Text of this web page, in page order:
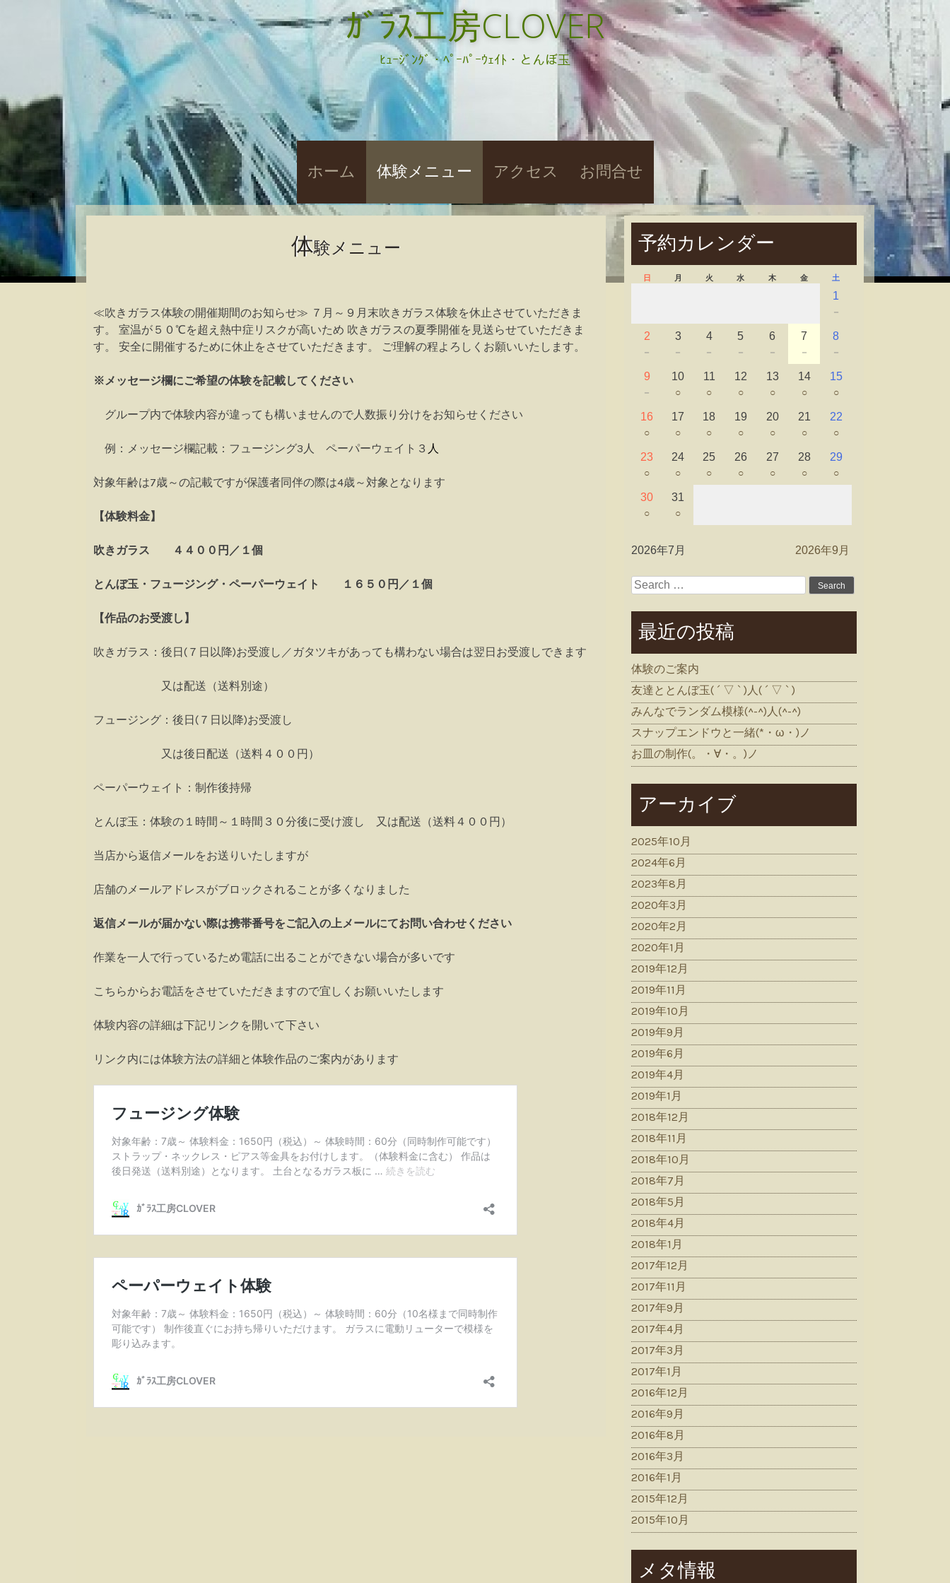
ｶﾞﾗｽ工房CLOVER
ﾋｭｰｼﾞﾝｸﾞ・ﾍﾟｰﾊﾟｰｳｪｲﾄ・とんぼ玉
Skip
content
ホーム 体験メニュー アクセス お問合せ
体験メニュー
≪吹きガラス体験の開催期間のお知らせ≫ ７月～９月末吹きガラス体験を休止させていただきま
す。 室温が５０℃を超え熱中症リスクが高いため 吹きガラスの夏季開催を見送らせていただきま
す。 安全に開催するために休止をさせていただきます。 ご理解の程よろしくお願いいたします。
※メッセージ欄にご希望の体験を記載してください
グループ内で体験内容が違っても構いませんので人数振り分けをお知らせください
例：メッセージ欄記載：フュージング3人 ペーパーウェイト３ 人
対象年齢は7歳～の記載ですが保護者同伴の際は4歳～対象となります
【体験料金】
吹きガラス ４４００円／１個
とんぼ玉・フュージング・ペーパーウェイト １６５０円／１個
【作品のお受渡し】
吹きガラス：後日(７日以降)お受渡し／ガタツキがあっても構わない場合は翌日お受渡しできます
又は配送（送料別途）
フュージング：後日(７日以降)お受渡し
又は後日配送（送料４００円）
ペーパーウェイト：制作後持帰
とんぼ玉：体験の１時間～１時間３０分後に受け渡し 又は配送（送料４００円）
当店から返信メールをお送りいたしますが
店舗のメールアドレスがブロックされることが多くなりました
返信メールが届かない際は携帯番号をご記入の上メールにてお問い合わせください
作業を一人で行っているため電話に出ることができない場合が多いです
こちらからお電話をさせていただきますので宜しくお願いいたします
体験内容の詳細は下記リンクを開いて下さい
リンク内には体験方法の詳細と体験作品のご案内があります
予約カレンダー
日 月 火 水 木 金 土
1
－
2
－
3
－
4
－
5
－
6
－
7
－
8
－
9
－
10
○
11
○
12
○
13
○
14
○
15
○
16
○
17
○
18
○
19
○
20
○
21
○
22
○
23
○
24
○
25
○
26
○
27
○
28
○
29
○
30
○
31
○
2026年7月 2026年9月
Search
最近の投稿
体験のご案内
友達ととんぼ玉( ´ ▽ ` )人( ´ ▽ ` )
みんなでランダム模様(^-^)人(^-^)
スナップエンドウと一緒(*・ω・)ノ
お皿の制作(。・∀・。)ノ
アーカイブ
2025年10月
2024年6月
2023年8月
2020年3月
2020年2月
2020年1月
2019年12月
2019年11月
2019年10月
2019年9月
2019年6月
2019年4月
2019年1月
2018年12月
2018年11月
2018年10月
2018年7月
2018年5月
2018年4月
2018年1月
2017年12月
2017年11月
2017年9月
2017年4月
2017年3月
2017年1月
2016年12月
2016年9月
2016年8月
2016年3月
2016年1月
2015年12月
2015年10月
メタ情報